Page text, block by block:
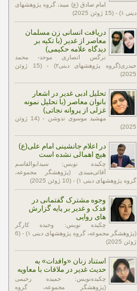
امام صادق (ع) میبد، گروه پژوهشهای
دینی ۱) - (15 ژوئن 2025)
دریافت انسانی زن مسلمان
معاصر از غدیر (با تکیه بر
دیدگاه علامه حکیمی)
نرگس انصاری موحد- محمد
حیدری(گروه پژوهشهای دینی۲) - (15 ژوئن
2025)
تحلیل ادبی غدیر در اشعار
بانوان معاصر (با تحلیل نمونه
غزلی از پروانه نجاتی)
مهشید موسوی ندوشن - (14 ژوئن
2025)
در اعلام جانشینی امام علی(ع)
هیچ اهمالی نشده است
چکیده نویس: سیدابوالقاسم
آقائی‌میبدی (پژوهشگر مجموعه،
گروه پژوهشهای دینی ۱) - (10 ژوئن 2025)
وجوه مشترک گفتمانی در
فدک و غدیر بر پایه گزارش
های روایی
چکیده نویس: وحیده کارگر
(پژوهشگر مجموعه، گروه پژوهشهای دینی ۱) - (6
ژوئن 2025)
استناد زنان «وافدات» به
حدیث غدیر در ملاقات با معاویه
چکیده‌نویس: حمیده رحیمی
(پژوهشگر مجموعه، گروه